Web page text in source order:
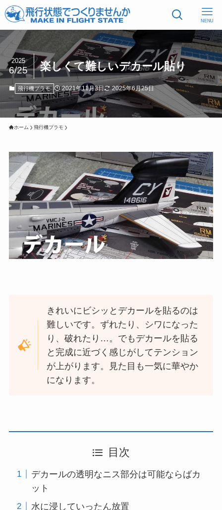
NENU
楽しくて難しいデカール貼り
2025
6/25
飛行機プラモ 2021年11月3日 2025年6月25日
ホーム 飛行機プラモ
きれいにビシッとデカールを貼るのは
難しいです。ずれたり、シワになった
り、破れたり…。でもデカールを貼る
と完成に近づく感じがしてテンション
が上がります。見た目も一気に華やか
になります。
目次
デカールの透明なニス部分は可能ならばカ
ット
水に浸していったん放置